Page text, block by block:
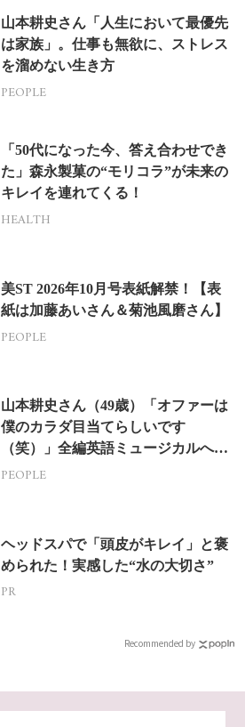
山本耕史さん「人生において最優先
は家族」。仕事も無欲に、ストレス
を溜めない生き方
PEOPLE
「50代になった今、答え合わせでき
た」森永製菓の“モリコラ”が未来の
キレイを連れてくる！
HEALTH
美ST 2026年10月号表紙解禁！【表
紙は加藤あいさん＆菊池風磨さん】
PEOPLE
山本耕史さん（49歳）「オファーは
僕のカラダ目当てらしいです
（笑）」全編英語ミュージカルへの
挑戦
PEOPLE
ヘッドスパで「頭皮がキレイ」と褒
められた！実感した“水の大切さ”
PR
Recommended by